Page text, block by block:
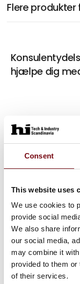
Consent
This website uses
We use cookies to
provide social
We also share
our social media,
may combine it
provided to them
of their services.
Flere produkter
hjælpe dig
myPNOZ –
sikkerhedsrelæ
IndustrialPI –
PSENopt –